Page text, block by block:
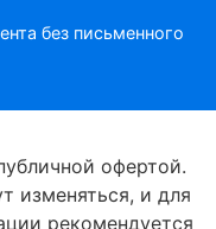
без письменного
офертой.
изменяться, и для
рекомендуется